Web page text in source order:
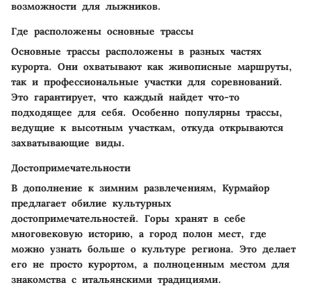
возможности для лыжников.
Где расположены основные трассы
Основные трассы расположены в разных частях
курорта. Они охватывают как живописные маршруты,
так и профессиональные участки для соревнований.
Это гарантирует, что каждый найдет что-то
подходящее для себя. Особенно популярны трассы,
ведущие к высотным участкам, откуда открываются
захватывающие виды.
Достопримечательности
В дополнение к зимним развлечениям, Курмайор
предлагает обилие культурных
достопримечательностей. Горы хранят в себе
многовековую историю, а город полон мест, где
можно узнать больше о культуре региона. Это делает
его не просто курортом, а полноценным местом для
знакомства с итальянскими традициями.